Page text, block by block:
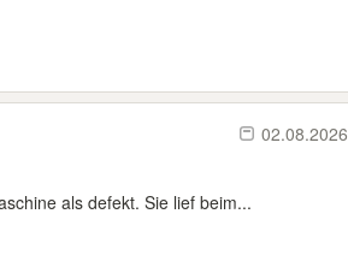
02.08.2026
als defekt. Sie lief beim...